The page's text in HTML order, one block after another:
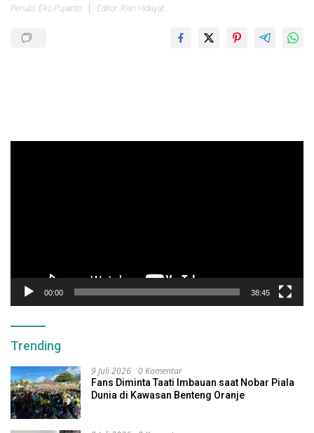
Penulis: Eko Pujainto Editor: Rian Hidayat
00:00 38:45
Trending
9 Juli 2026 0 Komentar
Fans Diminta Taati Imbauan saat Nobar Piala
Dunia di Kawasan Benteng Oranje